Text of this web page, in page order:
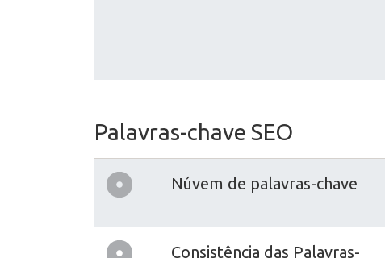
Palavras-chave SEO
Núvem de palavras-chave
Consistência das Palavras-